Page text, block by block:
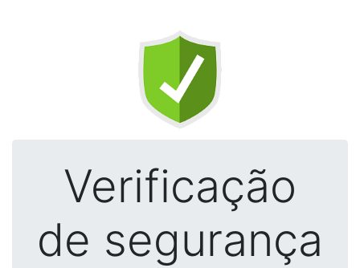
Verificação
de segurança